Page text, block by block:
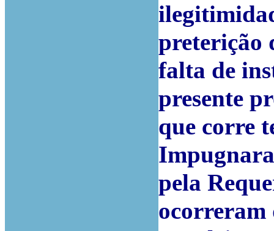
preterição
falta de
presente
que corre
pela
ocorreram